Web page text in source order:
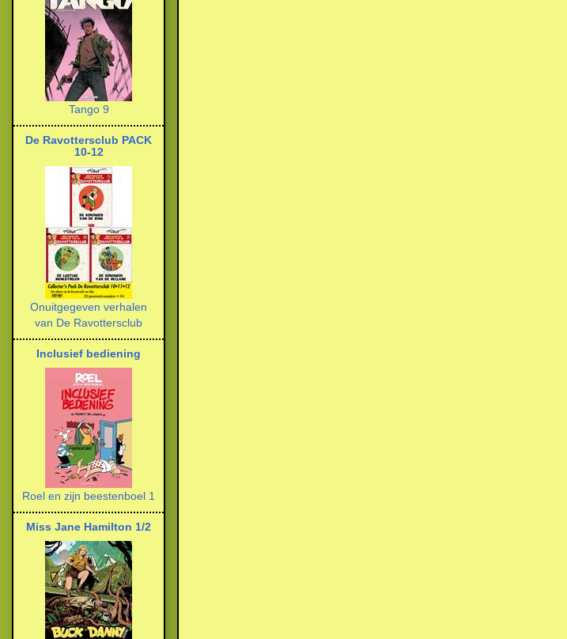
Tango 9
De Ravottersclub PACK
10-12
Onuitgegeven verhalen
van De Ravottersclub
Inclusief bediening
Roel en zijn beestenboel 1
Miss Jane Hamilton 1/2